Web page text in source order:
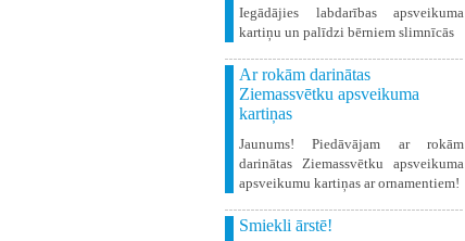
Iegādājies labdarības apsveikuma
kartiņu un palīdzi bērniem slimnīcās
Ar rokām darinātas
Ziemassvētku apsveikuma
kartiņas
Jaunums! Piedāvājam ar rokām
darinātas Ziemassvētku apsveikuma
apsveikumu kartiņas ar ornamentiem!
Smiekli ārstē!